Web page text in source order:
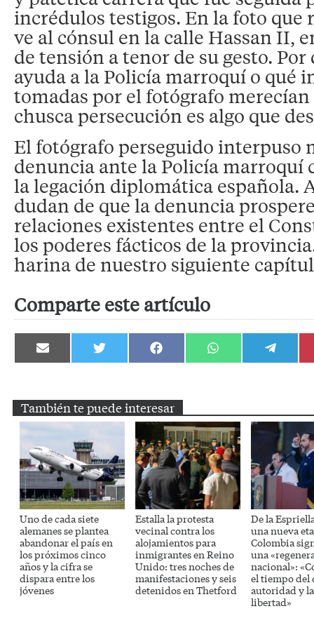
incrédulos testigos. En la foto que
ve al cónsul en la calle Hassan II,
de tensión a tenor de su gesto.
ayuda a la Policía marroquí o qué
tomadas por el fotógrafo merecían
chusca persecución es algo que
El fotógrafo perseguido interpuso
denuncia ante la Policía marroquí
la legación diplomática española.
dudan de que la denuncia
relaciones existentes entre el
los poderes fácticos de la
harina de nuestro siguiente
Comparte este artículo
Compartir
en
Compartir
en
Compartir
en
Compartir
en
Compartir
en
También te puede interesar
Uno de cada siete
alemanes se plantea
abandonar el país en
los próximos cinco
años y la cifra se
dispara entre los
jóvenes
Estalla la protesta
vecinal contra los
alojamientos para
inmigrantes en Reino
Unido: tres noches de
manifestaciones y seis
detenidos en Thetford
De la
una nueva
Colombia
una
nacional»:
el tiempo del
autoridad y la
libertad»